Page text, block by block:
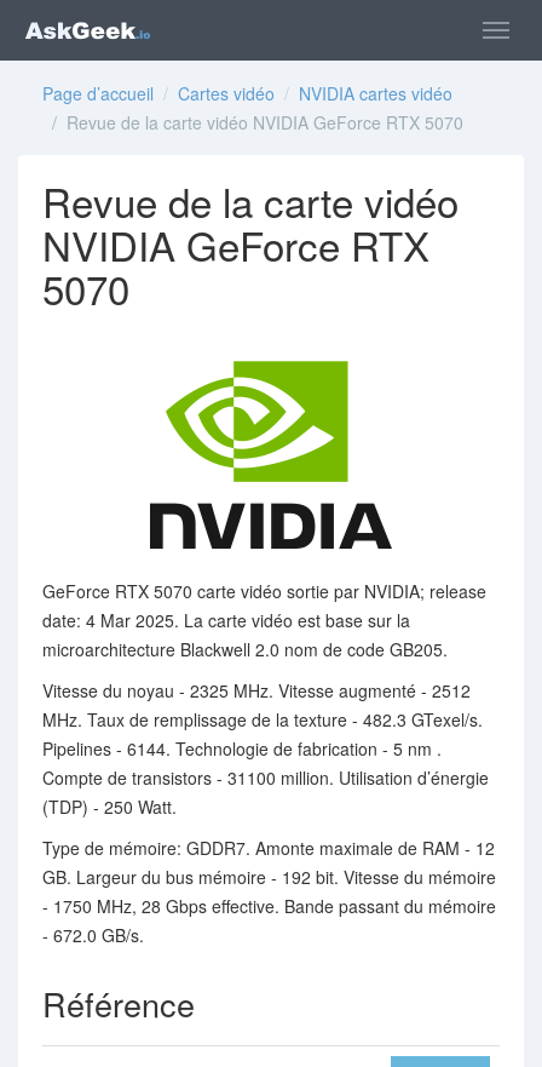
Page d’accueil / Cartes vidéo / NVIDIA cartes vidéo
/ Revue de la carte vidéo NVIDIA GeForce RTX 5070
Revue de la carte vidéo
NVIDIA GeForce RTX
5070
GeForce RTX 5070 carte vidéo sortie par NVIDIA; release
date: 4 Mar 2025. La carte vidéo est base sur la
microarchitecture Blackwell 2.0 nom de code GB205.
Vitesse du noyau - 2325 MHz. Vitesse augmenté - 2512
MHz. Taux de remplissage de la texture - 482.3 GTexel/s.
Pipelines - 6144. Technologie de fabrication - 5 nm .
Compte de transistors - 31100 million. Utilisation d’énergie
(TDP) - 250 Watt.
Type de mémoire: GDDR7. Amonte maximale de RAM - 12
GB. Largeur du bus mémoire - 192 bit. Vitesse du mémoire
- 1750 MHz, 28 Gbps effective. Bande passant du mémoire
- 672.0 GB/s.
Référence